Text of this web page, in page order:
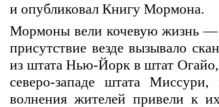
и опубликовал Книгу Мормона.
Мормоны вели кочевую жизнь —
присутствие везде вызывало
из штата Нью-Йорк в штат
северо-западе штата
волнения жителей привели к